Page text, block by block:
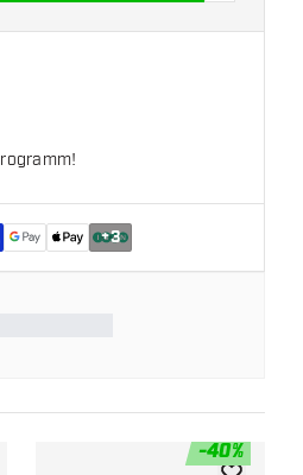
+3
-40%